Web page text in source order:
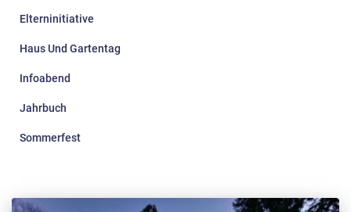
Elterninitiative
Haus Und Gartentag
Infoabend
Jahrbuch
Sommerfest